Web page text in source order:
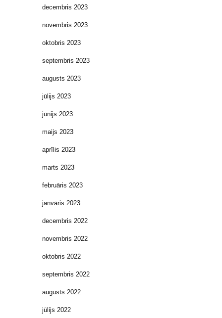
decembris 2023
novembris 2023
oktobris 2023
septembris 2023
augusts 2023
jūlijs 2023
jūnijs 2023
maijs 2023
aprīlis 2023
marts 2023
februāris 2023
janvāris 2023
decembris 2022
novembris 2022
oktobris 2022
septembris 2022
augusts 2022
jūlijs 2022